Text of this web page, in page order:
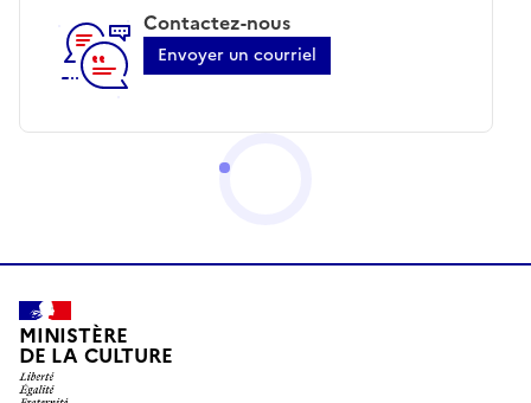
Contactez-nous
Envoyer un courriel
MINISTÈRE
DE LA CULTURE